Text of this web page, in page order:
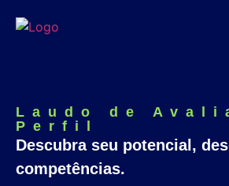
Laudo de
Perfil
Descubra seu potencial,
competências.